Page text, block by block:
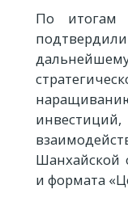
По итогам
Шанхайской
и формата